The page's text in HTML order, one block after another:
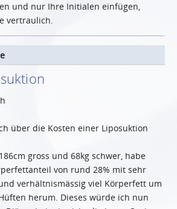
und nur Ihre Initialen einfügen,
vertraulich.
über die Kosten einer Liposuktion
gross und 68kg schwer, habe
von rund 28% mit sehr
verhältnismässig viel Körperfett um
herum. Dieses würde ich nun